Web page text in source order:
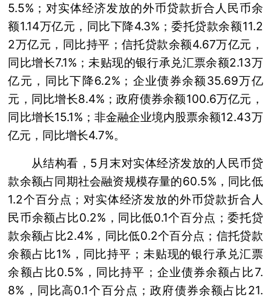
5.5%；对实体经济发放的外币贷款折合人民币余
额1.14万亿元，同比下降4.3%；委托贷款余额11.2
2万亿元，同比持平；信托贷款余额4.67万亿元，
同比增长7.1%；未贴现的银行承兑汇票余额2.13万
亿元，同比下降6.2%；企业债券余额35.69万亿
元，同比增长8.4%；政府债券余额100.6万亿元，
同比增长15.1%；非金融企业境内股票余额12.43万
亿元，同比增长4.7%。
从结构看，5月末对实体经济发放的人民币贷
款余额占同期社会融资规模存量的60.5%，同比低
1.2个百分点；对实体经济发放的外币贷款折合人
民币余额占比0.2%，同比低0.1个百分点；委托贷
款余额占比2.4%，同比低0.2个百分点；信托贷款
余额占比1%，同比持平；未贴现的银行承兑汇票
余额占比0.5%，同比持平；企业债券余额占比7.
8%，同比高0.1个百分点；政府债券余额占比21.